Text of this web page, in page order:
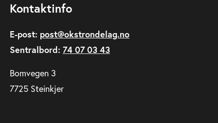
Kontaktinfo
E-post: post@okstrondelag.no
Sentralbord: 74 07 03 43
Bomvegen 3
7725 Steinkjer